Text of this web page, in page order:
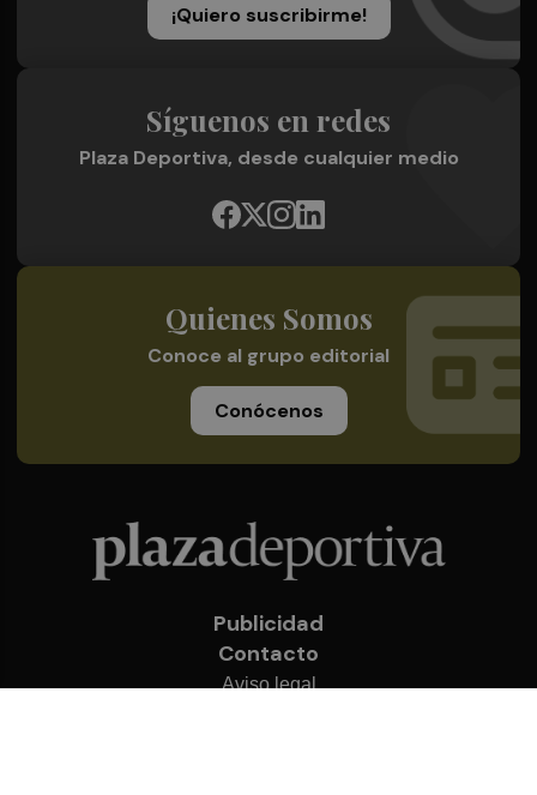
¡Quiero suscribirme!
Síguenos en redes
Plaza Deportiva, desde cualquier medio
Quienes Somos
Conoce al grupo editorial
Conócenos
Publicidad
Contacto
Aviso legal